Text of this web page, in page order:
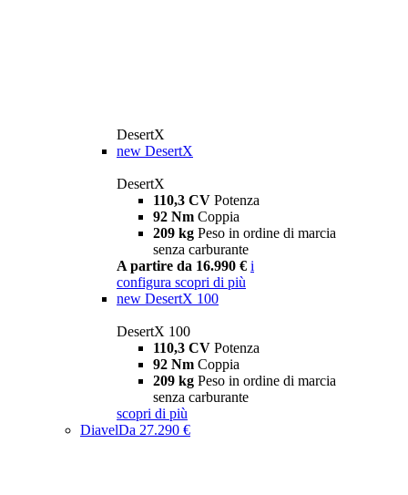
DesertX
new DesertX
DesertX
110,3 CV Potenza
92 Nm Coppia
209 kg Peso in ordine di marcia
senza carburante
A partire da 16.990 € i
configura scopri di più
new DesertX 100
DesertX 100
110,3 CV Potenza
92 Nm Coppia
209 kg Peso in ordine di marcia
senza carburante
scopri di più
DiavelDa 27.290 €